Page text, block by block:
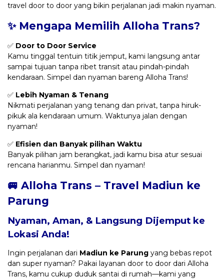
travel door to door yang bikin perjalanan jadi makin nyaman.
✨ Mengapa Memilih Alloha Trans?
✅ Door to Door Service
Kamu tinggal tentuin titik jemput, kami langsung antar
sampai tujuan tanpa ribet transit atau pindah-pindah
kendaraan. Simpel dan nyaman bareng Alloha Trans!
✅ Lebih Nyaman & Tenang
Nikmati perjalanan yang tenang dan privat, tanpa hiruk-
pikuk ala kendaraan umum. Waktunya jalan dengan
nyaman!
✅ Efisien dan Banyak pilihan Waktu
Banyak pilihan jam berangkat, jadi kamu bisa atur sesuai
rencana harianmu. Simpel dan nyaman!
🚐 Alloha Trans – Travel Madiun ke
Parung
Nyaman, Aman, & Langsung Dijemput ke
Lokasi Anda!
Ingin perjalanan dari Madiun ke Parung yang bebas repot
dan super nyaman? Pakai layanan door to door dari Alloha
Trans, kamu cukup duduk santai di rumah—kami yang